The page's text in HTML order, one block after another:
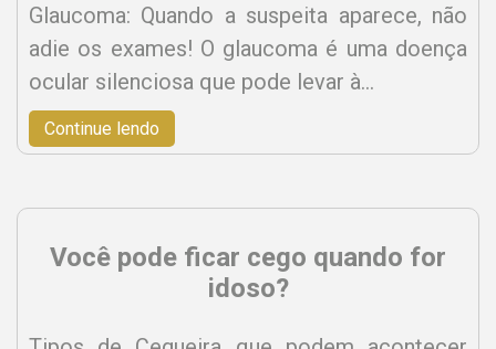
Glaucoma: Quando a suspeita aparece, não
adie os exames! O glaucoma é uma doença
ocular silenciosa que pode levar à…
Continue lendo
Você pode ficar cego quando for
idoso?